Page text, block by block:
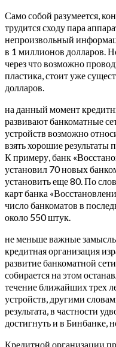
Само собой разумеется,
трудится сходу пара
непроизвольный
в 1 миллионов долларов.
через что возможно
пластика, стоит уже
долларов.
на данный момент
развивают банкоматные
устройств возможно
взять хорошие
К примеру, банк
установил 70 новых
установить еще 80. По
карт банка
число банкоматов в
около 550 штук.
не меньше важные
кредитная организация
развитие банкоматной
собирается на этом
течение ближайших трех
устройств, другими
результата, в частности
достигнуть и в Бинбанке,
Кредитной организации